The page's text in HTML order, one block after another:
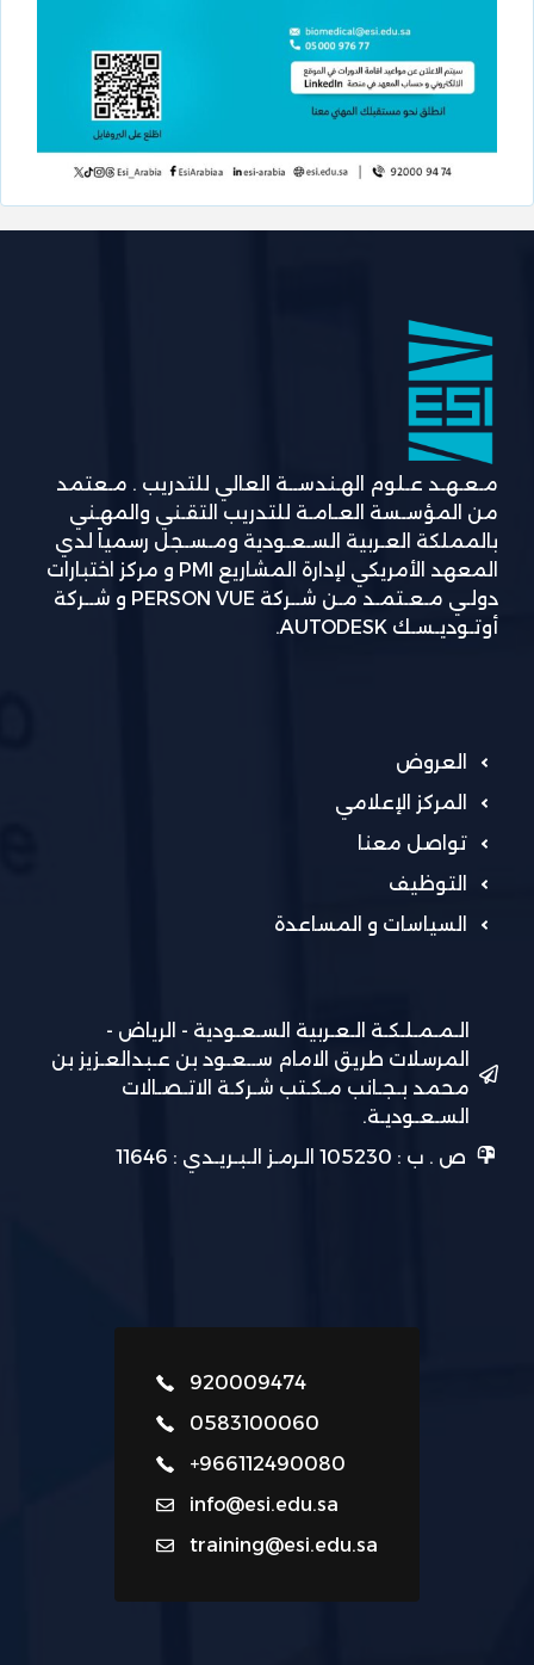
مـعـهـد عـلوم الهـندســة العالي للتدريب . مـعتمد
من المؤسـسة العـامـة للتدريب التقـني والمهـني
بالمملكة العـربية السـعـودية ومـسـجل رسمياً لدي
المعهد الأمريكي لإدارة المشاريع PMI و مركز اختبارات
دولـي مـعـتمـد مـن شــركة PERSON VUE و شــركة
أوتـوديـسـك AUTODESK.
العروض
المركز الإعلامي
تواصل معنا
التوظيف
السياسات و المساعدة
الـمـمـلـكـة الـعـربية السـعـودية - الرياض -
المرسلات طريق الامام ســعـود بن عـبدالعـزيز بن
محمد بـجـانب مـكـتب شـركـة الاتـصـالات
السـعـوديـة.
ص . ب : 105230 الـرمـز الـبـريـدي : 11646
920009474
0583100060
+966112490080
info@esi.edu.sa
training@esi.edu.sa